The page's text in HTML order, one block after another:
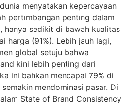
menyatakan kepercayaan
pertimbangan penting dalam
hanya sedikit di bawah kualitas
harga (91%). Lebih jauh lagi,
global setuju bahwa
kini lebih penting dari
ini bahkan mencapai 79% di
mendominasi pasar. Di
State of Brand Consistency